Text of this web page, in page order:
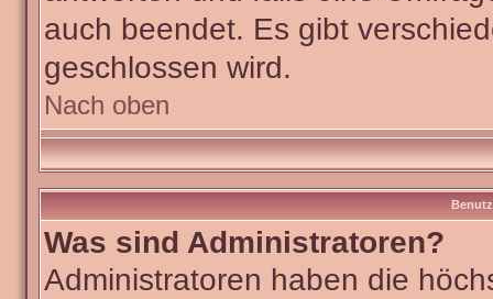
auch beendet. Es gibt
geschlossen wird.
Nach oben
Was sind Administratoren?
Administratoren haben die